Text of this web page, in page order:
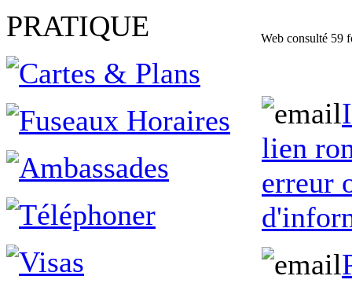
PRATIQUE Web consulté 59
lien
erreur